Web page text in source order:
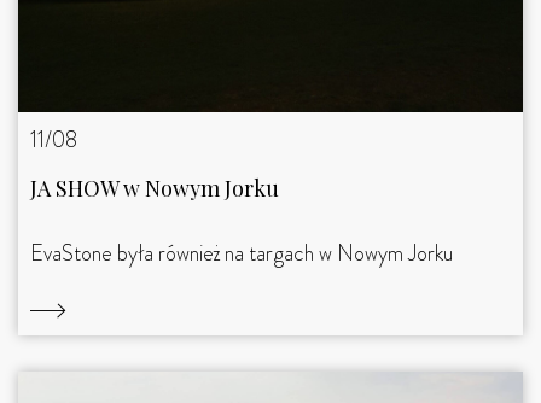
11/08
JA SHOW w Nowym Jorku
EvaStone była również na targach w Nowym Jorku